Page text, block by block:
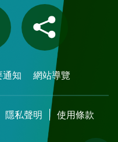
通知 網站導覽
隱私聲明 使用條款